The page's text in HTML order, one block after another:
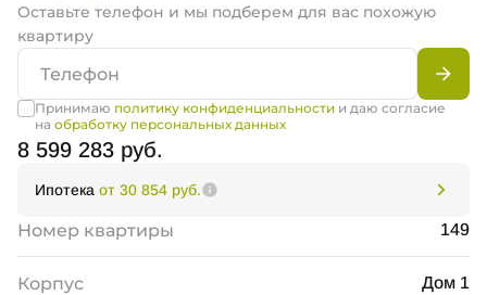
Оставьте телефон и мы подберем для вас похожую
квартиру
Принимаю политику конфиденциальностии даю согласие
на обработку персональных данных
8 599 283 руб.
Ипотека от 30 854 руб.
Номер квартиры 149
Корпус Дом 1